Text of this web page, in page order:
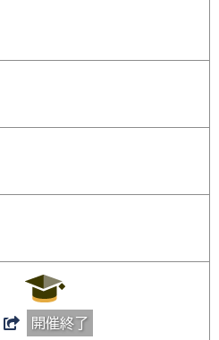
開催終了